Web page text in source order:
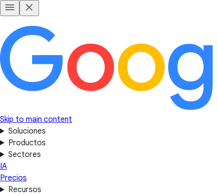
Skip to main content
Soluciones
Productos
Sectores
IA
Precios
Recursos